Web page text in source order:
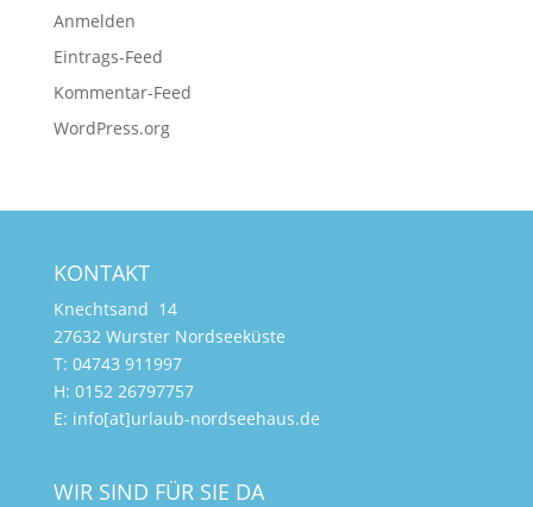
Anmelden
Eintrags-Feed
Kommentar-Feed
WordPress.org
KONTAKT
Knechtsand 14
27632 Wurster Nordseeküste
T: 04743 911997
H: 0152 26797757
E: info[at]urlaub-nordseehaus.de
WIR SIND FÜR SIE DA